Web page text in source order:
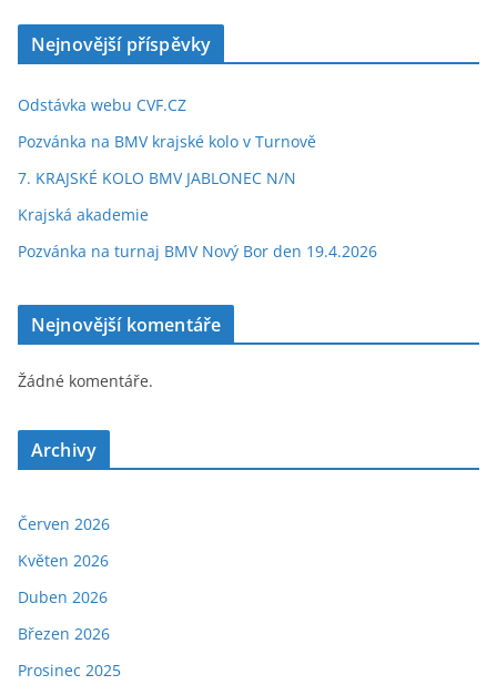
Nejnovější příspěvky
Odstávka webu CVF.CZ
Pozvánka na BMV krajské kolo v Turnově
7. KRAJSKÉ KOLO BMV JABLONEC N/N
Krajská akademie
Pozvánka na turnaj BMV Nový Bor den 19.4.2026
Nejnovější komentáře
Žádné komentáře.
Archivy
Červen 2026
Květen 2026
Duben 2026
Březen 2026
Prosinec 2025